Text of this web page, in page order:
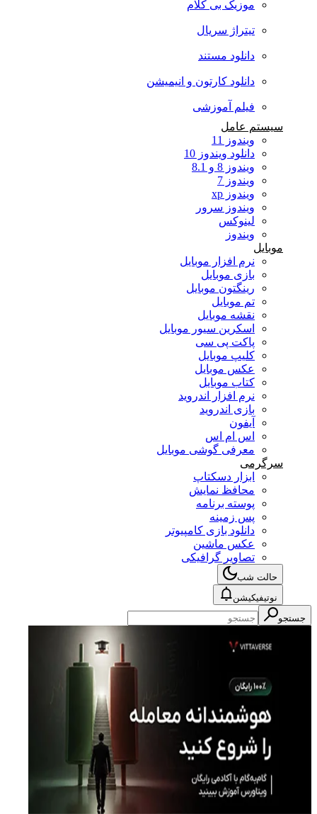
موزیک بی کلام
تیتراژ سریال
دانلود مستند
دانلود کارتون و انیمیشن
فیلم آموزشی
سیستم عامل
ویندوز 11
دانلود ویندوز 10
ویندوز 8 و 8.1
ویندوز 7
ویندوز xp
ویندوز سرور
لینوکس
ویندوز
موبایل
نرم افزار موبایل
بازی موبایل
رینگتون موبایل
تم موبایل
نقشه موبایل
اسکرین سیور موبایل
پاکت پی سی
کلیپ موبایل
عکس موبایل
کتاب موبایل
نرم افزار اندروید
بازی اندروید
آیفون
اس ام اس
معرفی گوشی موبایل
سرگرمی
ابزار دسکتاپ
محافظ نمایش
پوسته برنامه
پس زمینه
دانلود بازی کامپیوتر
عکس ماشین
تصاویر گرافیکی
حالت شب
نوتیفیکیشن
جستجو